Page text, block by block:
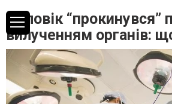
Чоловік “прокинувся”
вилученням органів: